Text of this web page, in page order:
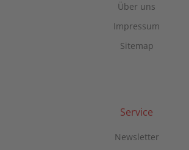
Über uns
Impressum
Sitemap
Service
Newsletter